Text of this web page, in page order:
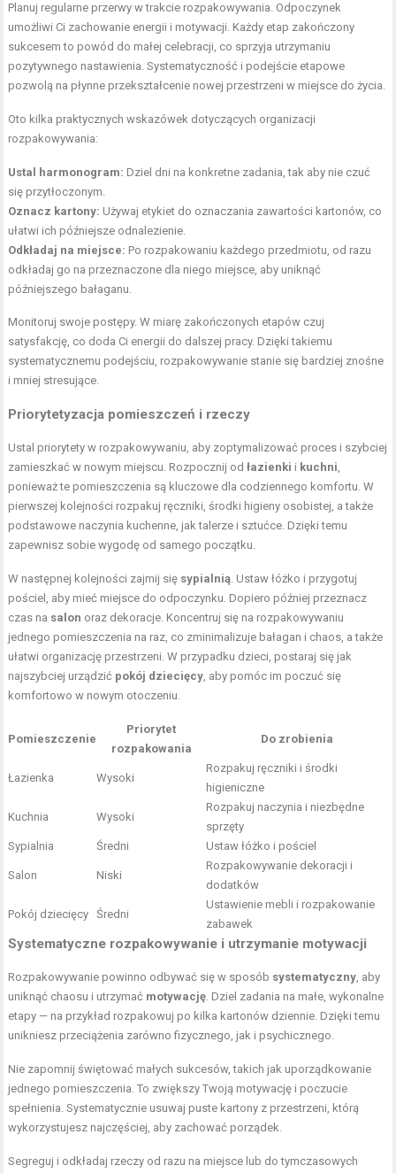
Planuj regularne przerwy w trakcie rozpakowywania. Odpoczynek
umożliwi Ci zachowanie energii i motywacji. Każdy etap zakończony
sukcesem to powód do małej celebracji, co sprzyja utrzymaniu
pozytywnego nastawienia. Systematyczność i podejście etapowe
pozwolą na płynne przekształcenie nowej przestrzeni w miejsce do życia.
Oto kilka praktycznych wskazówek dotyczących organizacji
rozpakowywania:
Ustal harmonogram: Dziel dni na konkretne zadania, tak aby nie czuć
się przytłoczonym.
Oznacz kartony: Używaj etykiet do oznaczania zawartości kartonów, co
ułatwi ich późniejsze odnalezienie.
Odkładaj na miejsce: Po rozpakowaniu każdego przedmiotu, od razu
odkładaj go na przeznaczone dla niego miejsce, aby uniknąć
późniejszego bałaganu.
Monitoruj swoje postępy. W miarę zakończonych etapów czuj
satysfakcję, co doda Ci energii do dalszej pracy. Dzięki takiemu
systematycznemu podejściu, rozpakowywanie stanie się bardziej znośne
i mniej stresujące.
Priorytetyzacja pomieszczeń i rzeczy
Ustal priorytety w rozpakowywaniu, aby zoptymalizować proces i szybciej
zamieszkać w nowym miejscu. Rozpocznij odłazienki i kuchni,
ponieważ te pomieszczenia są kluczowe dla codziennego komfortu. W
pierwszej kolejności rozpakuj ręczniki, środki higieny osobistej, a także
podstawowe naczynia kuchenne, jak talerze i sztućce. Dzięki temu
zapewnisz sobie wygodę od samego początku.
W następnej kolejności zajmij się sypialnią. Ustaw łóżko i przygotuj
pościel, aby mieć miejsce do odpoczynku. Dopiero później przeznacz
czas na salon oraz dekoracje. Koncentruj się na rozpakowywaniu
jednego pomieszczenia na raz, co zminimalizuje bałagan i chaos, a także
ułatwi organizację przestrzeni. W przypadku dzieci, postaraj się jak
najszybciej urządzić pokój dziecięcy, aby pomóc im poczuć się
komfortowo w nowym otoczeniu.
Pomieszczenie
Priorytet
rozpakowania
Do zrobienia
Łazienka Wysoki
Rozpakuj ręczniki i środki
higieniczne
Kuchnia Wysoki
Rozpakuj naczynia i niezbędne
sprzęty
Sypialnia
Średni Ustaw łóżko i pościel
Salon Niski
Rozpakowywanie dekoracji i
dodatków
Pokój dziecięcy Średni
Ustawienie mebli i rozpakowanie
zabawek
Systematyczne rozpakowywanie i utrzymanie motywacji
Rozpakowywanie powinno odbywać się w sposób systematyczny, aby
uniknąć chaosu i utrzymać motywację. Dziel zadania na małe, wykonalne
etapy — na przykład rozpakowuj po kilka kartonów dziennie. Dzięki temu
unikniesz przeciążenia zarówno fizycznego, jak i psychicznego.
Nie zapomnij świętować małych sukcesów, takich jak uporządkowanie
jednego pomieszczenia. To zwiększy Twoją motywację i poczucie
spełnienia. Systematycznie usuwaj puste kartony z przestrzeni, którą
wykorzystujesz najczęściej, aby zachować porządek.
Segreguj i odkładaj rzeczy od razu na miejsce lub do tymczasowych